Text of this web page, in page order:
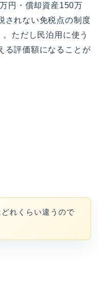
円・償却資産150万
されない免税点の制度
ただし民泊用に使う
る評価額になることが
れくらい違うので